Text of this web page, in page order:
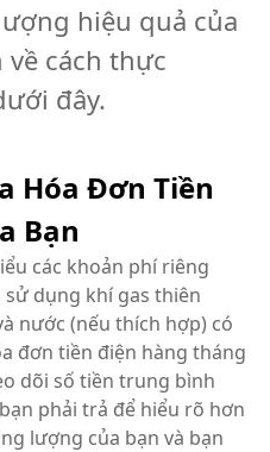
hiệu quả của
cách thực
đây.
Hóa Đơn Tiền
Bạn
các khoản phí riêng
sử dụng khí gas thiên
nước (nếu thích hợp) có
đơn tiền điện hàng tháng
dõi số tiền trung bình
phải trả để hiểu rõ hơn
lượng của bạn và bạn